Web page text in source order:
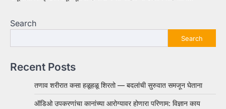
Search
Search
Recent Posts
तणाव शरीरात कसा हळूहळू शिरतो — बदलांची सुरुवात समजून घेताना
ऑडिओ उपकरणांचा कानांच्या आरोग्यावर होणारा परिणाम: विज्ञान काय